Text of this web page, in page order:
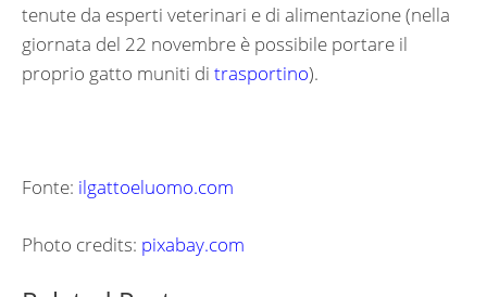
tenute da esperti veterinari e di alimentazione (nella
giornata del 22 novembre è possibile portare il
proprio gatto muniti di trasportino).
Fonte: ilgattoeluomo.com
Photo credits: pixabay.com